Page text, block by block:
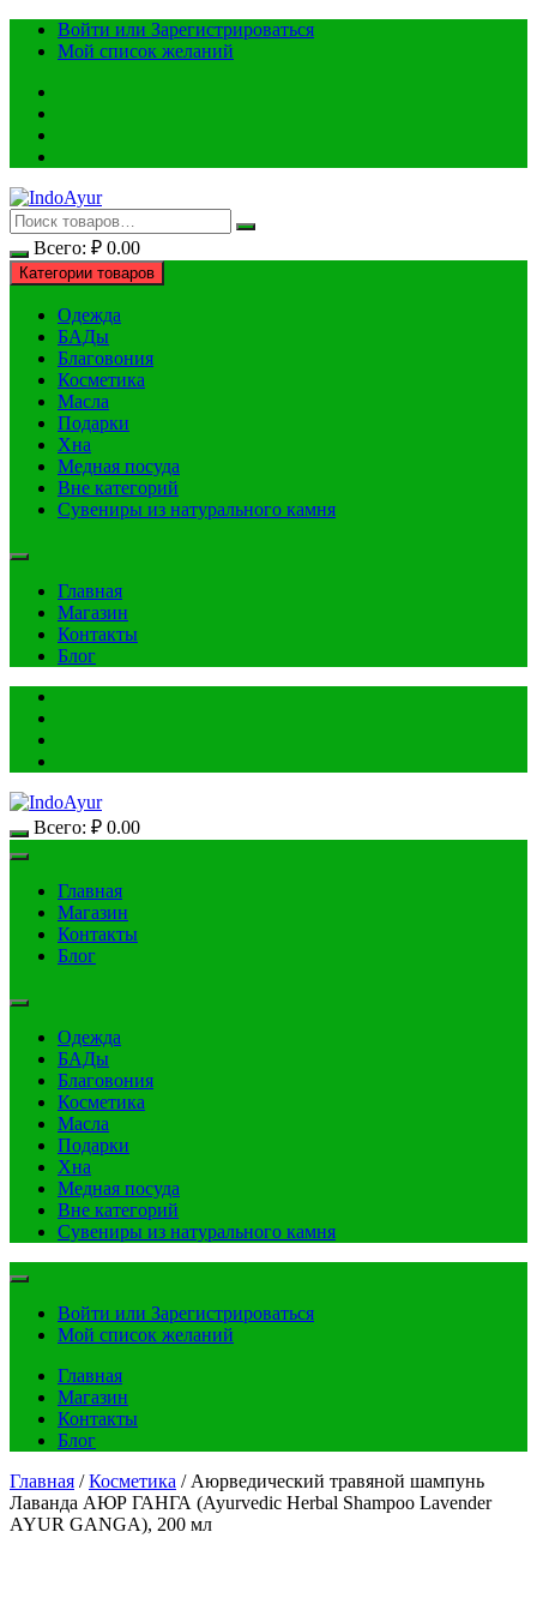
ПерейтиВойти или Зарегистрироваться
Мой список желаний
Всего: ₽ 0.00
Категории товаров
Одежда
БАДы
Благовония
Косметика
Масла
Подарки
Хна
Медная посуда
Вне категорий
Сувениры из натурального камня
Главная
Магазин
Контакты
Блог
Всего: ₽ 0.00
Главная
Магазин
Контакты
Блог
Одежда
БАДы
Благовония
Косметика
Масла
Подарки
Хна
Медная посуда
Вне категорий
Сувениры из натурального камня
Войти или Зарегистрироваться
Мой список желаний
Главная
Магазин
Контакты
Блог
Главная /Косметика / Аюрведический травяной шампунь
Лаванда АЮР ГАНГА (Ayurvedic Herbal Shampoo Lavender
AYUR GANGA), 200 мл